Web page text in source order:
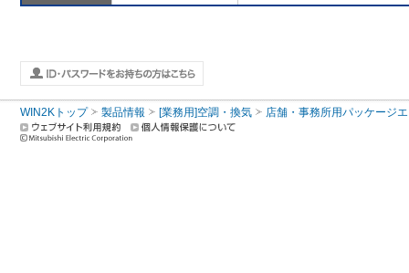
WIN2Kトップ 製品情報 [業務用]空調・換気 店舗・事務所用パッケージ